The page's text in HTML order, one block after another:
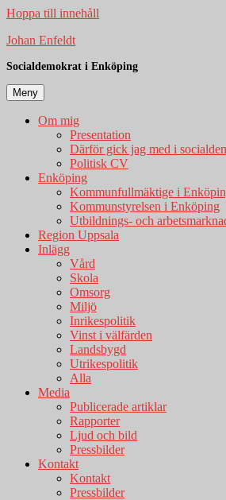
Hoppa till innehåll
Johan Enfeldt
Socialdemokrat i Enköping
Meny
Om mig
Presentation
Därför gick jag med i
Politisk CV
Enköping
Kommunfullmäktige i
Kommunstyrelsen i Enköping
Utbildnings- och
Region Uppsala
Inlägg
Vård
Skola
Omsorg
Miljö
Inrikespolitik
Vinst i välfärden
Landsbygd
Utrikespolitik
Alla
Media
Publicerade artiklar
Rapporter
Ljud och bild
Pressbilder
Kontakt
Kontakt
Pressbilder